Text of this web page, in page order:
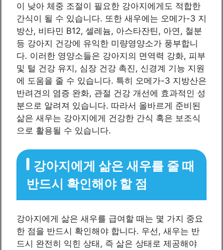
이 낮아 체중 조절이 필요한 강아지에게도 적합한
간식이 될 수 있습니다. 또한 새우에는 오메가-3 지
방산, 비타민 B12, 셀레늄, 아스타잔틴, 아연, 철분
등 강아지 건강에 유익한 미량영양소가 풍부합니
다. 이러한 영양소들은 강아지의 면역력 강화, 피부
및 털 건강 유지, 심장 건강 촉진, 신경계 기능 지원
에 도움을 줄 수 있습니다. 특히 오메가-3 지방산은
반려견의 염증 완화, 관절 건강 개선에 효과적인 성
분으로 알려져 있습니다. 따라서 올바르게 준비된
삶은 새우는 강아지에게 건강한 간식 혹은 보조식
으로 활용될 수 있습니다.
강아지에게 삶은 새우를 줄 때
반드시 확인해야 할 점
강아지에게 삶은 새우를 급여할 때는 몇 가지 중요
한 점을 반드시 확인해야 합니다. 우선, 새우는 반
드시 완전히 익힌 상태, 즉 삶은 상태로 제공해야